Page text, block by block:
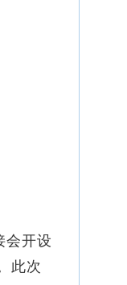
开设
此次